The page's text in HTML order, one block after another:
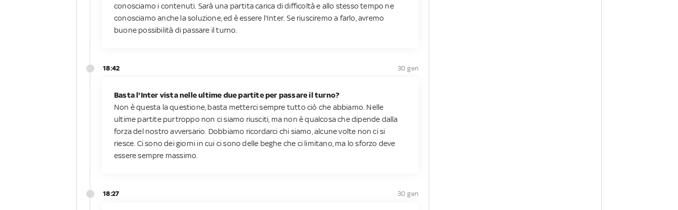
conosciamo i contenuti. Sarà una partita carica di difficoltà e allo stesso tempo ne
conosciamo anche la soluzione, ed è essere l'Inter. Se riusciremo a farlo, avremo
buone possibilità di passare il turno.
18:42 30 gen
Basta l'Inter vista nelle ultime due partite per passare il turno?
Non è questa la questione, basta metterci sempre tutto ciò che abbiamo. Nelle
ultime partite purtroppo non ci siamo riusciti, ma non è qualcosa che dipende dalla
forza del nostro avversario. Dobbiamo ricordarci chi siamo, alcune volte non ci si
riesce. Ci sono dei giorni in cui ci sono delle beghe che ci limitano, ma lo sforzo deve
essere sempre massimo.
18:27 30 gen